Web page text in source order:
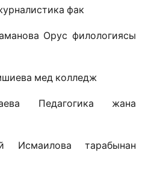
фак
Орус филологиясы
мед колледж
Педагогика жана
Исмаилова тарабынан